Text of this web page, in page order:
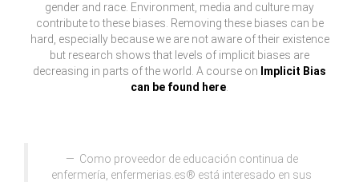
gender and race. Environment, media and culture may
contribute to these biases. Removing these biases can be
hard, especially because we are not aware of their existence
but research shows that levels of implicit biases are
decreasing in parts of the world. A course on Implicit Bias
can be found here
Como proveedor de educación continua de
enfermería, enfermerias.es® está interesado en sus